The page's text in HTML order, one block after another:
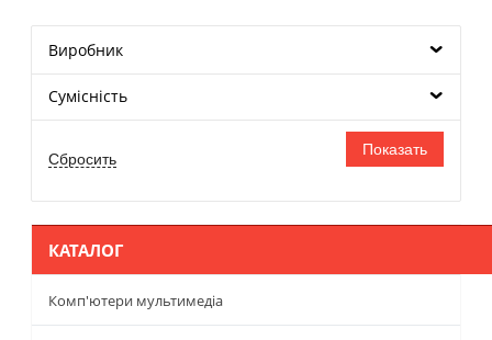
Виробник
Сумісність
КАТАЛОГ
Комп'ютери мультимедіа